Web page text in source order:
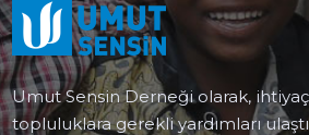
Umut Sensin Derneği olarak,
topluluklara gerekli yardımları